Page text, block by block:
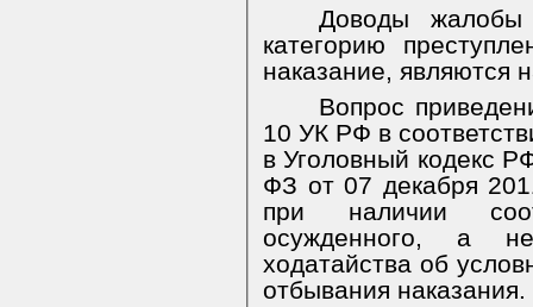
Доводы
категорию
наказание, являются
Вопрос
10 УК РФ в
в Уголовный кодекс
ФЗ от 07 декабря
при наличии
осужденного, а
ходатайства об
отбывания наказания.